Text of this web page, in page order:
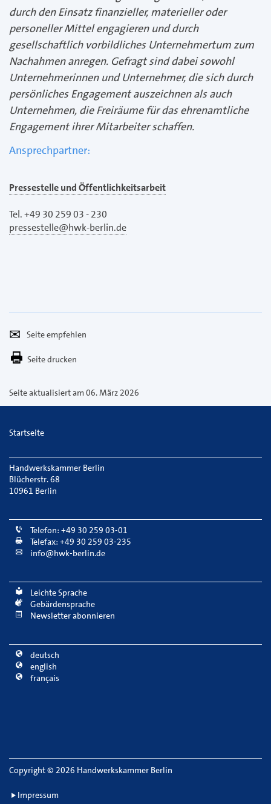
durch den Einsatz finanzieller, materieller oder
personeller Mittel engagieren und durch
gesellschaftlich vorbildliches Unternehmertum zum
Nachahmen anregen. Gefragt sind dabei sowohl
Unternehmerinnen und Unternehmer, die sich durch
persönliches Engagement auszeichnen als auch
Unternehmen, die Freiräume für das ehrenamtliche
Engagement ihrer Mitarbeiter schaffen.
Ansprechpartner:
Pressestelle und Öffentlichkeitsarbeit
Tel. +49 30 259 03 - 230
pressestelle@hwk-berlin.de
empfehlen
Per
E-
versenden
Seite drucken
Seite aktualisiert am 06. März 2026
Startseite
Handwerkskammer Berlin
Blücherstr. 68
10961 Berlin
Telefon: +49 30 259 03-01
Telefax: +49 30 259 03-235
info@hwk-berlin.de
Leichte Sprache
Gebärdensprache
Newsletter abonnieren
deutsch
english
français
Copyright© 2026 Handwerkskammer Berlin
Impressum